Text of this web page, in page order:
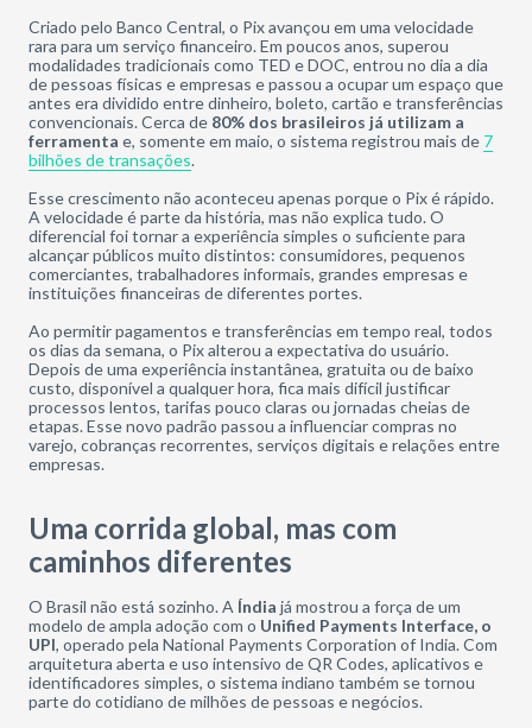
Criado pelo Banco Central, o Pix avançou em uma velocidade
rara para um serviço financeiro. Em poucos anos, superou
modalidades tradicionais como TED e DOC, entrou no dia a dia
de pessoas físicas e empresas e passou a ocupar um espaço que
antes era dividido entre dinheiro, boleto, cartão e transferências
convencionais. Cerca de 80% dos brasileiros já utilizam a
ferramenta e, somente em maio, o sistema registrou mais de 7
bilhões de transações.
Esse crescimento não aconteceu apenas porque o Pix é rápido.
A velocidade é parte da história, mas não explica tudo. O
diferencial foi tornar a experiência simples o suficiente para
alcançar públicos muito distintos: consumidores, pequenos
comerciantes, trabalhadores informais, grandes empresas e
instituições financeiras de diferentes portes.
Ao permitir pagamentos e transferências em tempo real, todos
os dias da semana, o Pix alterou a expectativa do usuário.
Depois de uma experiência instantânea, gratuita ou de baixo
custo, disponível a qualquer hora, fica mais difícil justificar
processos lentos, tarifas pouco claras ou jornadas cheias de
etapas. Esse novo padrão passou a influenciar compras no
varejo, cobranças recorrentes, serviços digitais e relações entre
empresas.
Uma corrida global, mas com
caminhos diferentes
O Brasil não está sozinho. A Índia já mostrou a força de um
modelo de ampla adoção com o Unified Payments Interface, o
UPI, operado pela National Payments Corporation of India. Com
arquitetura aberta e uso intensivo de QR Codes, aplicativos e
identificadores simples, o sistema indiano também se tornou
parte do cotidiano de milhões de pessoas e negócios.